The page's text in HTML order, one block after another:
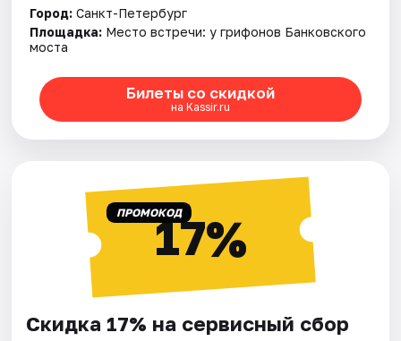
Город: Санкт-Петербург
Площадка: Место встречи: у грифонов Банковского
моста
Билеты со скидкой
на Kassir.ru
ПРОМОКОД17%
Скидка 17% на сервисный сбор